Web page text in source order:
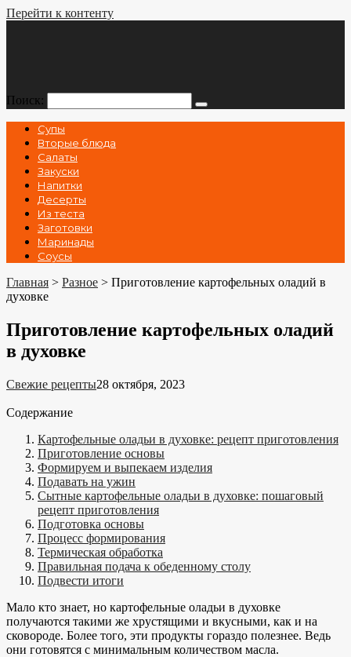
Перейти к контенту
Поиск:
Супы
Вторые блюда
Салаты
Закуски
Напитки
Десерты
Из теста
Заготовки
Маринады
Соусы
Главная > Разное > Приготовление картофельных оладий в
духовке
Приготовление картофельных оладий
в духовке
Свежие рецепты28 октября, 2023
Содержание
Картофельные оладьи в духовке: рецепт приготовления
Приготовление основы
Формируем и выпекаем изделия
Подавать на ужин
Сытные картофельные оладьи в духовке: пошаговый
рецепт приготовления
Подготовка основы
Процесс формирования
Термическая обработка
Правильная подача к обеденному столу
Подвести итоги
Мало кто знает, но картофельные оладьи в духовке
получаются такими же хрустящими и вкусными, как и на
сковороде. Более того, эти продукты гораздо полезнее. Ведь
они готовятся с минимальным количеством масла.